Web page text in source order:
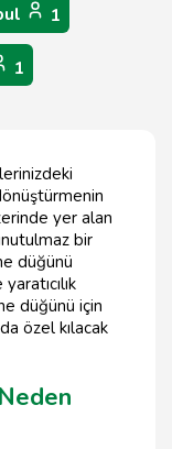
1
1
yer alan
bir
düğünü
düğünü için
özel kılacak